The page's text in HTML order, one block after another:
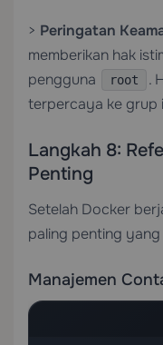
> Peringatan
memberikan hak
pengguna
root
.
terpercaya ke grup
Langkah 8:
Penting
Setelah Docker
paling penting
Manajemen